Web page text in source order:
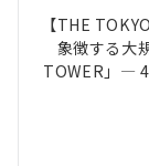
【THE
象徴する大
TOWER」―